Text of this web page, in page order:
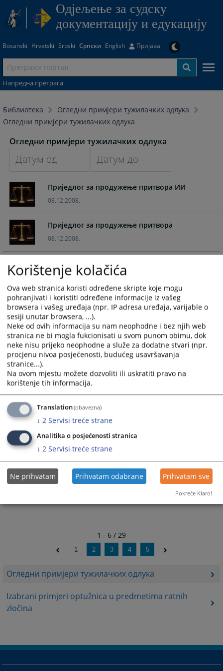
Одjељење за судску
документацију и едукацију
Bosanski Hrvatski Srpski Српски English Пријава
Напредна претрага
Библиотека
Огледни примјери тужилачких одлука
Огледни примјери тужилачких одлука
Огледни примјери тужилачких одлука
Izabrani primjeri optužnica u predmetima ratnih
zločina
Огледни примјери тужилачких одлука
forward
to
interact
with
the
calendar
and
select
a
date.
Press
the
question
mark
key
to
get
the
keyboard
shortcuts
for
changing
dates.
forward
the
and
select
a
date.
Press
the
question
mark
key
to
the
keyboard
shortcuts
for
changing
Приједлог за продужење притвора ИИ
08.12.2008.
Приједлог за продужење притвора
08.12.2008.
Приједлог за одређивање притвора - тачке б)
и ц)
08.12.2008.
Приједлог за одређивање притвора – тачке а),
б) и д)
08.12.2008.
Оптужница – пореска утаја (члан 273. ст. 2 КЗ
08.12.2008.
Оптужница – пореска утаја (члан 273. ст. 1 КЗ
1 - 6 / 29
1 2 3 4 5
Korištenje kolačića
Ova web stranica koristi određene skripte koje mogu
pohranjivati i koristiti određene informacije iz vašeg
browsera i vašeg uređaja (npr. IP adresa uređaja, varijable o
sesiji unutar browsera, ...).
Neke od ovih informacija su nam neophodne i bez njih web
stranica ne bi mogla fukcionisati u svom punom obimu, dok
neke nisu prijeko neophodne a služe za dodatne stvari (npr.
procjenu nivoa posjećenosti, budućeg usavršavanja
stranice...).
Na ovom mjestu možete dozvoliti ili uskratiti pravo na
korištenje tih informacija.
Translation(obavezna)
↓ 2 Servisi treće strane
Analitika o posjećenosti stranica
↓ 2 Servisi treće strane
Ne prihvatam Prihvatam odabrane Prihvatam sve
Pokreće Klaro!